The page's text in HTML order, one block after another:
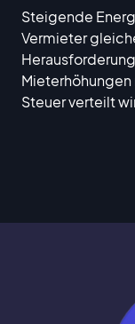
Steigende
Vermieter
Steuer verteilt